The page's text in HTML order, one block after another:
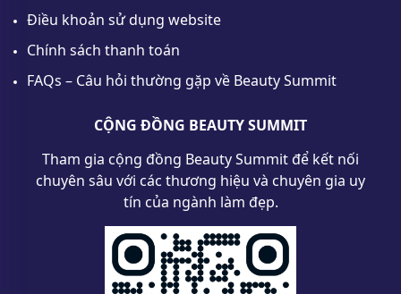
Điều khoản sử dụng website
Chính sách thanh toán
FAQs – Câu hỏi thường gặp về Beauty Summit
CỘNG ĐỒNG BEAUTY SUMMIT
Tham gia cộng đồng Beauty Summit để kết nối
chuyên sâu với các thương hiệu và chuyên gia uy
tín của ngành làm đẹp.